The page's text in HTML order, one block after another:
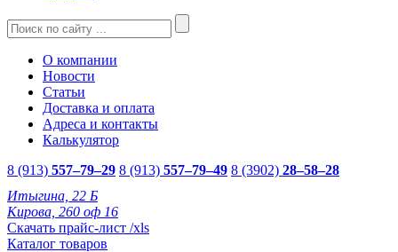
О компании
Новости
Статьи
Доставка и оплата
Адреса и контакты
Калькулятор
8 (913) 557–79–29 8 (913) 557–79–49 8 (3902) 28–58–28
Итыгина, 22 Б
Кирова, 260 оф 16
Скачать прайс-лист /xls
Каталог товаров